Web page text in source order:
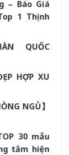
– Báo Giá
1 Thịnh
QUỐC
HỢP XU
NGỦ】
30 mẫu
tắm hiện